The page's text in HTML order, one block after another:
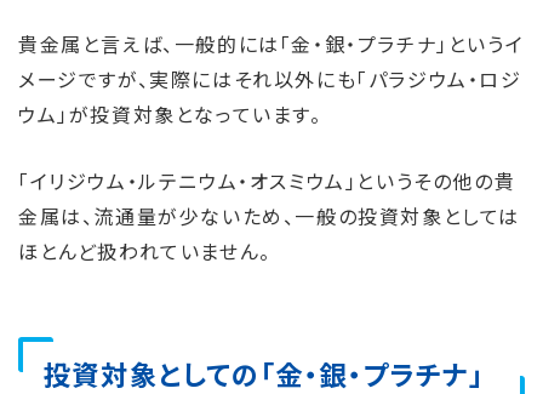
貴金属と言えば、一般的には「金・銀・プラチナ」というイ
メージですが、実際にはそれ以外にも「パラジウム・ロジ
ウム」が投資対象となっています。
「イリジウム・ルテニウム・オスミウム」というその他の貴
金属は、流通量が少ないため、一般の投資対象としては
ほとんど扱われていません。
投資対象としての「金・銀・プラチナ」